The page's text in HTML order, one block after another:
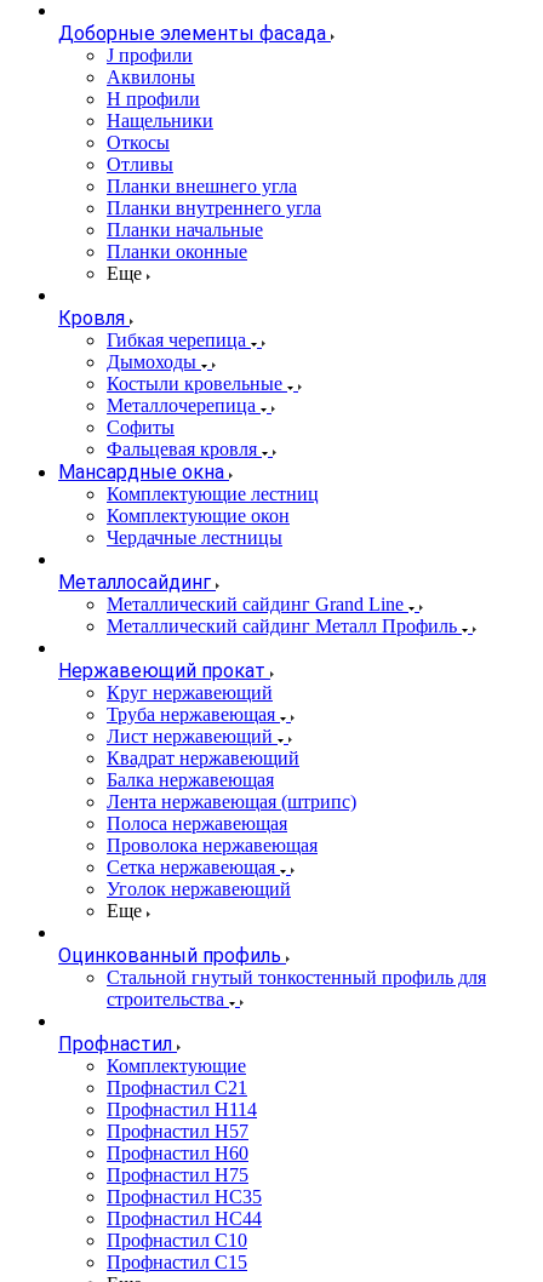
Доборные элементы фасада
J профили
Аквилоны
Н профили
Нащельники
Откосы
Отливы
Планки внешнего угла
Планки внутреннего угла
Планки начальные
Планки оконные
Еще
Кровля
Гибкая черепица
Дымоходы
Костыли кровельные
Металлочерепица
Софиты
Фальцевая кровля
Мансардные окна
Комплектующие лестниц
Комплектующие окон
Чердачные лестницы
Металлосайдинг
Металлический сайдинг Grand Line
Металлический сайдинг Металл Профиль
Нержавеющий прокат
Круг нержавеющий
Труба нержавеющая
Лист нержавеющий
Квадрат нержавеющий
Балка нержавеющая
Лента нержавеющая (штрипс)
Полоса нержавеющая
Проволока нержавеющая
Сетка нержавеющая
Уголок нержавеющий
Еще
Оцинкованный профиль
Стальной гнутый тонкостенный профиль для
строительства
Профнастил
Комплектующие
Профнастил C21
Профнастил Н114
Профнастил Н57
Профнастил Н60
Профнастил Н75
Профнастил НС35
Профнастил НС44
Профнастил С10
Профнастил С15